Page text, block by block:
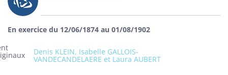
En exercice du 12/06/1874 au 01/08/1902
Denis KLEIN, Isabelle GALLOIS-
VANDECANDELAERE et Laura AUBERT